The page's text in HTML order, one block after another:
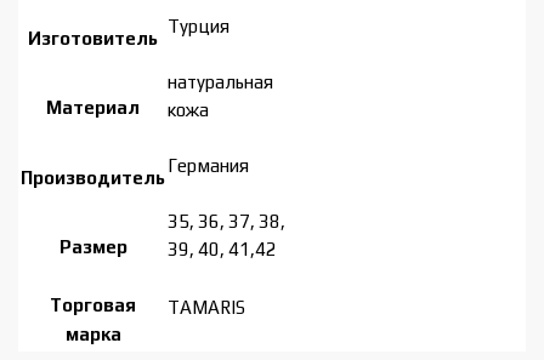
Изготовитель
Турция
Материал
натуральная
кожа
Производитель
Германия
Размер
35, 36, 37, 38,
39, 40, 41,42
Торговая
марка
TAMARIS